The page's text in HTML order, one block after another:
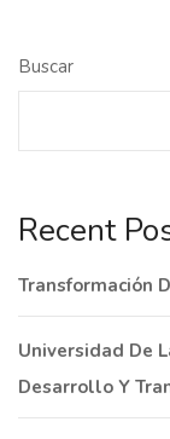
Buscar
Recent
Transformación
Universidad De
Desarrollo Y